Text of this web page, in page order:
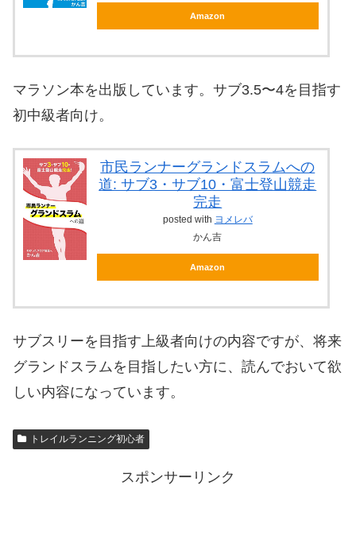
Amazon
マラソン本を出版しています。サブ3.5〜4を目指す
初中級者向け。
市民ランナーグランドスラムへの
道: サブ3・サブ10・富士登山競走
完走
posted with ヨメレバ
かん吉
Amazon
サブスリーを目指す上級者向けの内容ですが、将来
グランドスラムを目指したい方に、読んでおいて欲
しい内容になっています。
トレイルランニング初心者
スポンサーリンク